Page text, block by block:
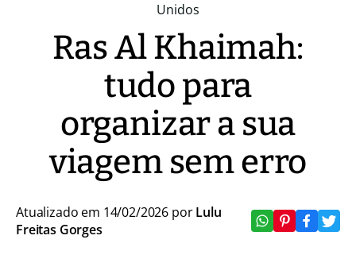
Unidos
Ras Al Khaimah:
tudo para
organizar a sua
viagem sem erro
Atualizado em 14/02/2026 porLulu
Freitas Gorges